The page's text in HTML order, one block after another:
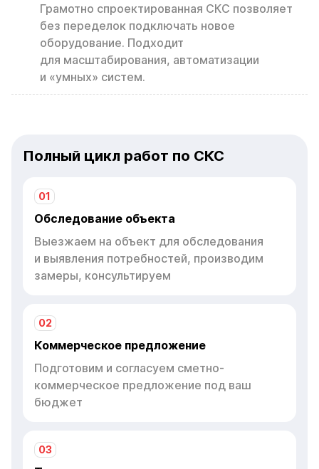
Грамотно спроектированная СКС позволяет
без переделок подключать новое
оборудование. Подходит
для масштабирования, автоматизации
и «умных» систем.
Полный цикл работ по СКС
01
Обследование объекта
Выезжаем на объект для обследования
и выявления потребностей, производим
замеры, консультируем
02
Коммерческое предложение
Подготовим и согласуем сметно-
коммерческое предложение под ваш
бюджет
03